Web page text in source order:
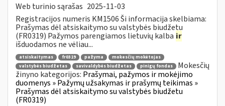
Web turinio sąrašas 2025-11-03
Registracijos numeris KM1506 Ši informacija skelbiama:
Prašymas dėl atsiskaitymo su valstybės biudžetu
(FR0319) Pažymos parengiamos lietuvių kalba ir
išduodamos ne vėliau...
atsiskaitymas fr0319 pažyma
mokesčių mokėtojas
valstybės biudžetas
savivaldybės biudžetas pinigų fondas
Mokesčių
žinyno kategorijos: Prašymai, pažymos ir mokėjimo
duomenys » Pažymų užsakymas ir prašymų teikimas »
Prašymas dėl atsiskaitymo su valstybės biudžetu
(FR0319)